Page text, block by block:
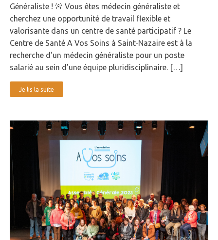
Généraliste ! 🚨 Vous êtes médecin généraliste et
cherchez une opportunité de travail flexible et
valorisante dans un centre de santé participatif ? Le
Centre de Santé A Vos Soins à Saint-Nazaire est à la
recherche d'un médecin généraliste pour un poste
salarié au sein d’une équipe pluridisciplinaire. […]
Je lis la suite